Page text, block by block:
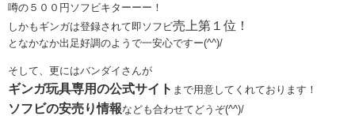
噂の５００円ソフビキターーー！
しかもギンガは登録されて即ソフビ売上第１位！
となかなか出足好調のようで一安心ですー(^^)/
そして、更にはバンダイさんが
ギンガ玩具専用の公式サイト まで用意してくれております！
ソフビの安売り情報なども合わせてどうぞ(^^)/